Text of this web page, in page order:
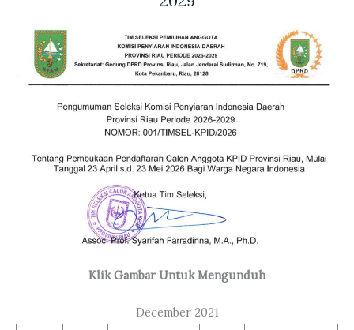
Klik Gambar Untuk Mengunduh
December 2021